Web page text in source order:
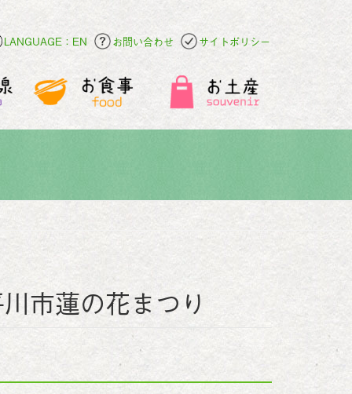
LANGUAGE：EN お問い合わせ サイトポリシー
市蓮の花まつり